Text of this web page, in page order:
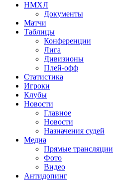
НМХЛ
Документы
Матчи
Таблицы
Конференции
Лига
Дивизионы
Плей-офф
Статистика
Игроки
Клубы
Новости
Главное
Новости
Назначения судей
Медиа
Прямые трансляции
Фото
Видео
Антидопинг